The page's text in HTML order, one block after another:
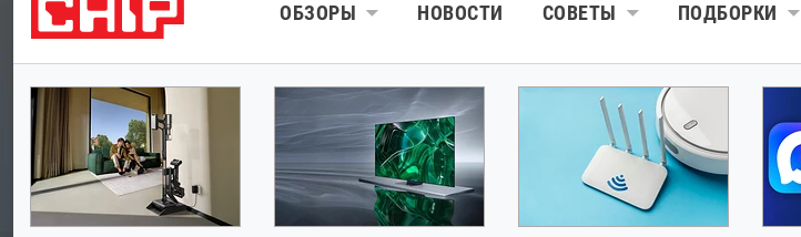
ОБЗОРЫ НОВОСТИ СОВЕТЫ ПОДБОРКИ